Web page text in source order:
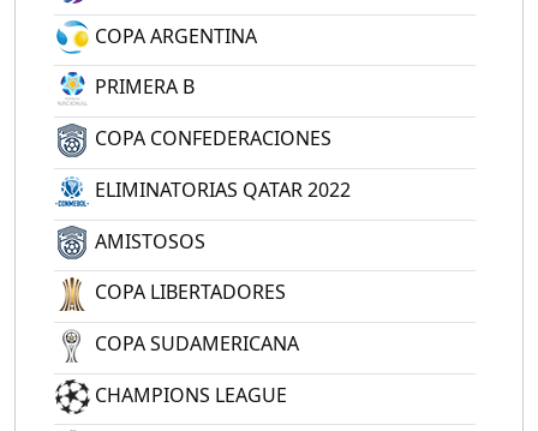
COPA ARGENTINA
PRIMERA B
COPA CONFEDERACIONES
ELIMINATORIAS QATAR 2022
AMISTOSOS
COPA LIBERTADORES
COPA SUDAMERICANA
CHAMPIONS LEAGUE